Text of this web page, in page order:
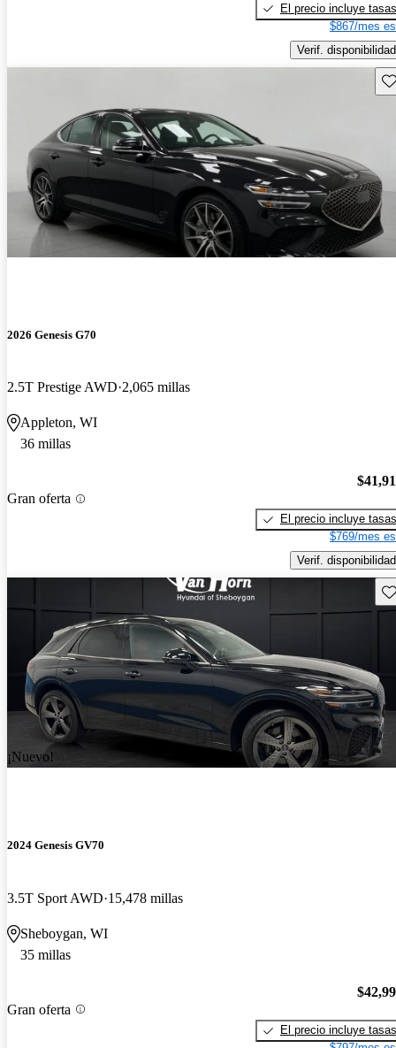
El precio incluye tasas
$867/mes
Verif. disponibilidad
2026 Genesis G70
2.5T Prestige AWD 2,065 millas
Appleton, WI
36 millas
Gran oferta
El precio incluye tasas
$769/mes
Verif. disponibilidad
¡Nuevo!
2024 Genesis GV70
3.5T Sport AWD 15,478 millas
Sheboygan, WI
35 millas
Gran oferta
El precio incluye tasas